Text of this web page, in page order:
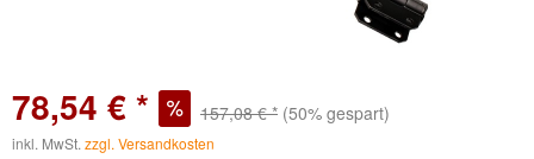
78,54 € * 157,08 € * (50% gespart)
inkl. MwSt. zzgl. Versandkosten